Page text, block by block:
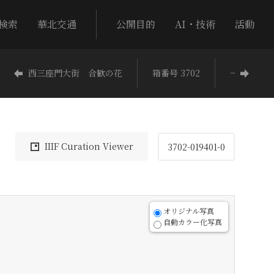
索 華北交通 公開目的 AI・技術 活動
西三座門大街 合歓の花 箱番号 3702 −
IIIF Curation Viewer 3702-019401-0
オリジナル写真
自動カラー化写真